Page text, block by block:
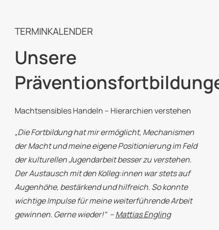
TERMINKALENDER
Unsere
Machtsensibles Handeln – Hierarchien verstehen
„Die Fortbildung hat mir ermöglicht, Mechanismen
der Macht und meine eigene Positionierung im Feld
der kulturellen Jugendarbeit besser zu verstehen.
Der Austausch mit den Kolleg:innen war stets auf
Augenhöhe, bestärkend und hilfreich. So konnte
wichtige Impulse für meine weiterführende Arbeit
gewinnen. Gerne wieder!“ –Mattias Engling